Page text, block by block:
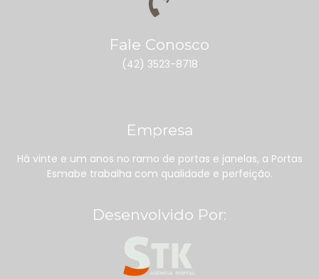
Fale Conosco
(42) 3523-8718
Empresa
Há vinte e um anos no ramo de portas e janelas, a Portas
Esmabe trabalha com qualidade e perfeição.
Desenvolvido Por: